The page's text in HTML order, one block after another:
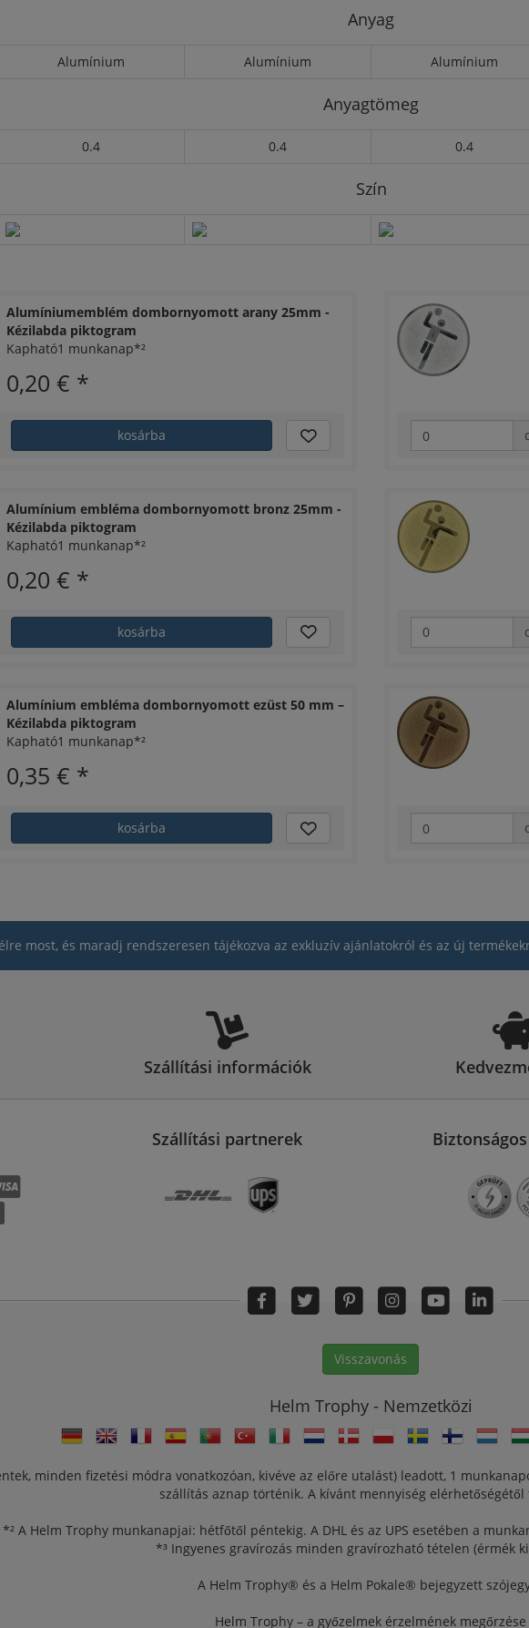
Anyag
Alumínium Alumínium Alumínium
Anyagtömeg
0.4 0.4 0.4
Szín
Alumíniumemblém dombornyomott arany 25mm -
Kézilabda piktogram
Kapható1 munkanap*²
0,20 € *
kosárba
Alumínium embléma dombornyomott bronz 25mm -
Kézilabda piktogram
Kapható1 munkanap*²
0,20 € *
kosárba
Alumínium embléma dombornyomott ezüst 50 mm –
Kézilabda piktogram
Kapható1 munkanap*²
0,35 € *
kosárba
most, és maradj rendszeresen tájékozva az exkluzív ajánlatokról és az új
Szállítási információk
Szállítási partnerek
Visszavonás
Helm Trophy - Nemzetközi
minden fizetési módra vonatkozóan, kivéve az előre utalást) leadott, 1
szállítás aznap történik. A kívánt mennyiség elérhetőségétől
*² A Helm Trophy munkanapjai: hétfőtől péntekig. A DHL és az UPS esetében a
*³ Ingyenes gravírozás minden gravírozható tételen (érmék
A Helm Trophy® és a Helm Pokale® bejegyzett
Helm Trophy – a győzelmek érzelmének megőrzése